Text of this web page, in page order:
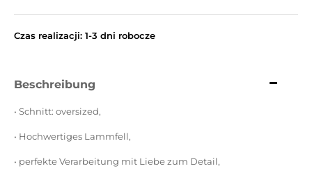
Czas realizacji: 1-3 dni robocze
Beschreibung
• Schnitt: oversized,
• Hochwertiges Lammfell,
• perfekte Verarbeitung mit Liebe zum Detail,